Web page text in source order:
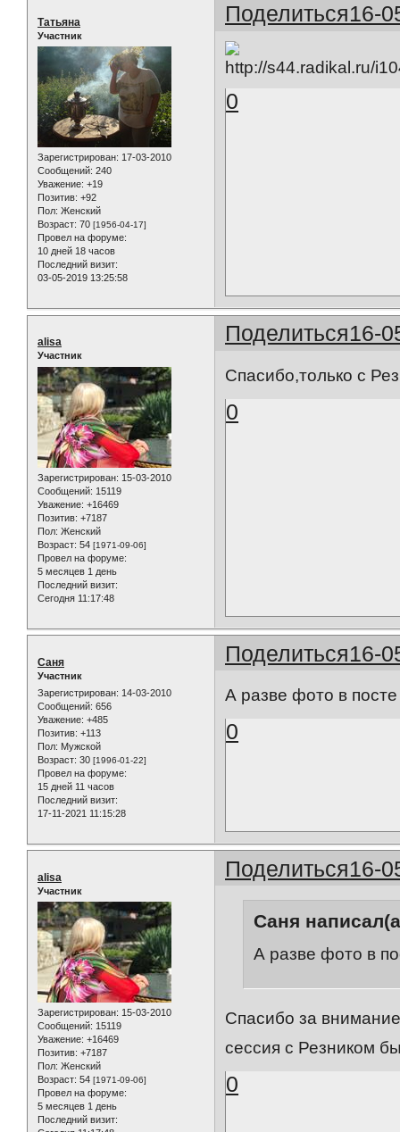
Поделиться16-
Татьяна
Участник
Зарегистрирован: 17-03-2010
Сообщений: 240
Уважение: +19
Позитив: +92
Пол: Женский
Возраст: 70 [1956-04-17]
Провел на форуме:
10 дней 18 часов
Последний визит:
03-05-2019 13:25:58
0
Поделиться16-
alisa
Участник
Зарегистрирован: 15-03-2010
Сообщений: 15119
Уважение: +16469
Позитив: +7187
Пол: Женский
Возраст: 54 [1971-09-06]
Провел на форуме:
5 месяцев 1 день
Последний визит:
Сегодня 11:17:48
Спасибо,только с
0
Поделиться16-
Саня
Участник
Зарегистрирован: 14-03-2010
Сообщений: 656
Уважение: +485
Позитив: +113
Пол: Мужской
Возраст: 30 [1996-01-22]
Провел на форуме:
15 дней 11 часов
Последний визит:
17-11-2021 11:15:28
А разве фото в
0
Поделиться16-
alisa
Участник
Зарегистрирован: 15-03-2010
Сообщений: 15119
Уважение: +16469
Позитив: +7187
Пол: Женский
Возраст: 54 [1971-09-06]
Провел на форуме:
5 месяцев 1 день
Последний визит:
Саня
А разве фото в
Спасибо за
сессия с Резником
0